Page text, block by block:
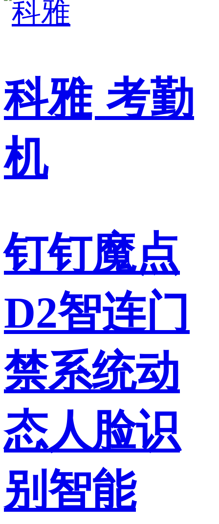
科雅 考勤
机
钉钉魔点
D2智连门
禁系统动
态人脸识
别智能